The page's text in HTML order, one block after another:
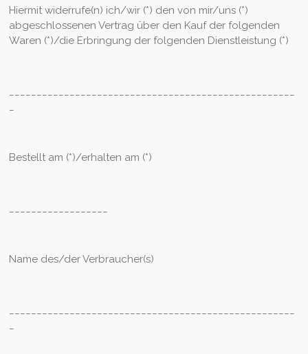
Hiermit widerrufe(n) ich/wir (*) den von mir/uns (*)
abgeschlossenen Vertrag über den Kauf der folgenden
Waren (*)/die Erbringung der folgenden Dienstleistung (*)
Bestellt am (*)/erhalten am (*)
Name des/der Verbraucher(s)